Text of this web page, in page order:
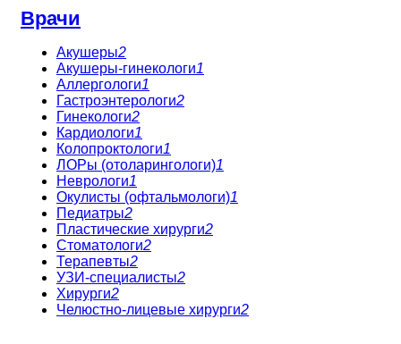
Врачи
Акушеры2
Акушеры-гинекологи1
Аллергологи1
Гастроэнтерологи2
Гинекологи2
Кардиологи1
Колопроктологи1
ЛОРы (отоларингологи)1
Неврологи1
Окулисты (офтальмологи)1
Педиатры2
Пластические хирурги2
Стоматологи2
Терапевты2
УЗИ-специалисты2
Хирурги2
Челюстно-лицевые хирурги2